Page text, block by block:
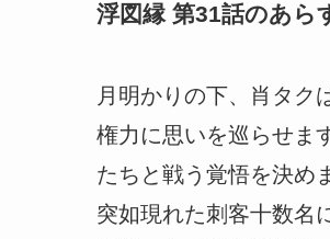
浮図縁 第31話のあら
月明かりの下、肖タク
権力に思いを巡らせま
たちと戦う覚悟を決め
突如現れた刺客十数名